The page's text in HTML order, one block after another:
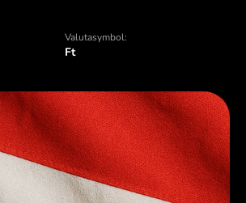
Valutasymbol:
Ft